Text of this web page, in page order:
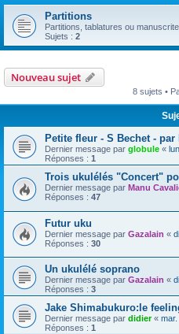
Partitions
Partitions, tablatures ou
Sujets : 2
Nouveau sujet
8 sujets •
Petite fleur - S Bechet -
Dernier message par globule «
Réponses : 1
Trois ukulélés "Concert"
Dernier message par Manu
Réponses : 47
Futur uku
Dernier message par Gazalain «
Réponses : 30
Un ukulélé soprano
Dernier message par Gazalain «
Réponses : 3
Jake Shimabukuro:le
Dernier message par didier«
Réponses : 1